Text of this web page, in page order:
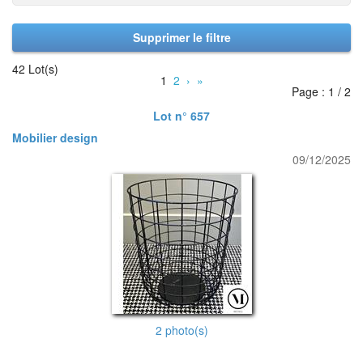
Supprimer le filtre
42 Lot(s)
1 2 › »
Page : 1 / 2
Lot n° 657
Mobilier design
09/12/2025
2 photo(s)